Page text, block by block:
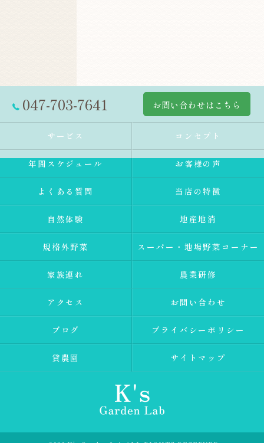
047-703-7641 お問い合わせはこちら
サービス コンセプト
年間スケジュール お客様の声
よくある質問 当店の特徴
自然体験 地産地消
規格外野菜 スーパー・地場野菜コーナー
家族連れ 農業研修
アクセス お問い合わせ
ブログ プライバシーポリシー
貸農園 サイトマップ